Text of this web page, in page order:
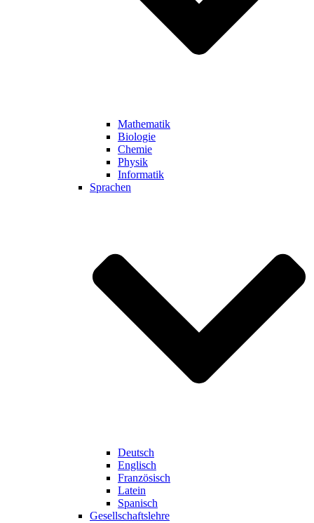
Mathematik
Biologie
Chemie
Physik
Informatik
Sprachen
Deutsch
Englisch
Französisch
Latein
Spanisch
Gesellschaftslehre